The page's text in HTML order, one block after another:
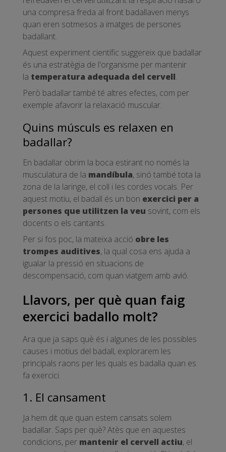
una compresa freda al front badallaven menys
quan eren sotmesos a imatges de persones
badallant.
Aquest experiment científic suggereix que badallar
és una estratègia de l'organisme per mantenir
la temperatura adequada del cervell.
Però badallar també té altres efectes, com per
exemple afavorir la relaxació muscular.
Quins músculs es relaxen en
badallar?
En badallar obrim la boca estirant no només la
musculatura de la mandíbula, sinó també tota la
zona de la laringe, el coll i les cordes vocals. Per
aquest motiu, el badall és un bon exercici per a
persones que utilitzen la veu sovint, com els
docents o els cantants.
Per si fos poc, la mateixa acció obre les
trompes auditives, la qual cosa ens ajuda a
igualar la pressió en situacions de
descompensació, com quan viatgem amb avió.
Llavors, per què quan faig
exercici badallo molt?
Ara que ja saps què és i algunes de les possibles
causes i motius del badall, explorarem les
principals raons per les quals es badalla quan es
fa exercici.
1. El cansament
Ja hem dit que quan estem cansats solem
badallar. Saps per què? Atès que en aquestes
condicions, per mantenir el cervell actiu, el